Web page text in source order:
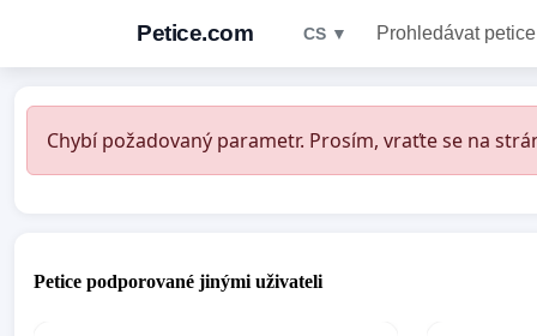
Petice.com CS ▼ Prohledávat petice
Chybí požadovaný parametr. Prosím, vraťte se na
Petice podporované jinými uživateli